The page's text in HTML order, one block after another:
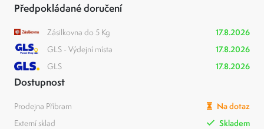
Předpokládané doručení
Zásilkovna do 5 Kg
17.8.2026
GLS - Výdejní místa
17.8.2026
GLS
17.8.2026
Dostupnost
Prodejna Příbram
Na dotaz
Externí sklad
Skladem